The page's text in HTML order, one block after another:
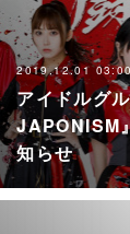
2019.12.01
アイドルグ
JAPONISM
知らせ